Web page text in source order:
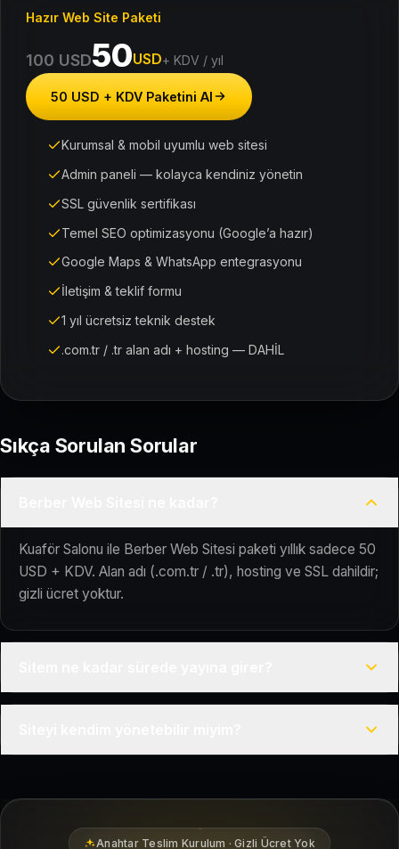
Hazır Web Site Paketi
100 USD50USD+ KDV / yıl
50 USD + KDV Paketini Al
Kurumsal & mobil uyumlu web sitesi
Admin paneli — kolayca kendiniz yönetin
SSL güvenlik sertifikası
Temel SEO optimizasyonu (Google’a hazır)
Google Maps & WhatsApp entegrasyonu
İletişim & teklif formu
1 yıl ücretsiz teknik destek
.com.tr / .tr alan adı + hosting — DAHİL
Sıkça Sorulan Sorular
Kuaför Salonu ile Berber Web Sitesi paketi yıllık sadece 50
USD + KDV. Alan adı (.com.tr / .tr), hosting ve SSL dahildir;
gizli ücret yoktur.
fotoğraflar, iletişim) ilettikten sonra siteniz genellikle birkaç
iş günü içinde yayına hazır olur.
yer alır; hizmetlerinizi ve galeri fotoğraflarınızı teknik bilgi
Anahtar Teslim Kurulum · Gizli Ücret Yok